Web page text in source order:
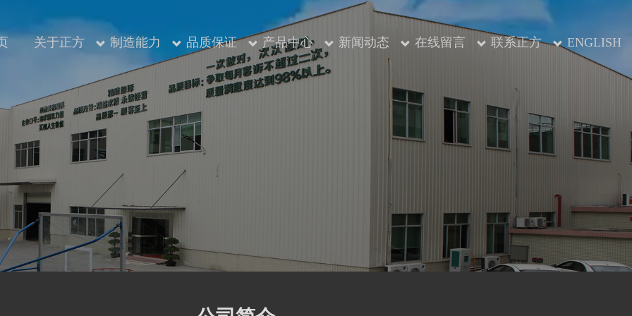
关于正方 制造能力 品质保证 产品中心 新闻动态 在线留言 联系正方 ENGLISH